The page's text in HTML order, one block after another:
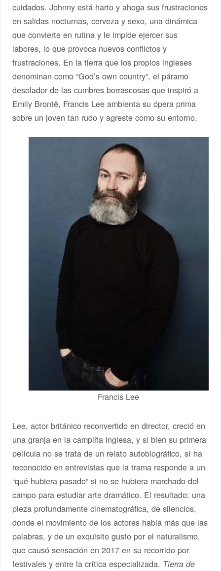
cuidados. Johnny está harto y ahoga sus frustraciones
en salidas nocturnas, cerveza y sexo, una dinámica
que convierte en rutina y le impide ejercer sus
labores, lo que provoca nuevos conflictos y
frustraciones. En la tierra que los propios ingleses
denominan como “God’s own country”, el páramo
desolador de las cumbres borrascosas que inspiró a
Emily Brontë, Francis Lee ambienta su ópera prima
sobre un joven tan rudo y agreste como su entorno.
Francis Lee
Lee, actor británico reconvertido en director, creció en
una granja en la campiña inglesa, y si bien su primera
película no se trata de un relato autobiográfico, sí ha
reconocido en entrevistas que la trama responde a un
“qué hubiera pasado” si no se hubiera marchado del
campo para estudiar arte dramático. El resultado: una
pieza profundamente cinematográfica, de silencios,
donde el movimiento de los actores habla más que las
palabras, y de un exquisito gusto por el naturalismo,
que causó sensación en 2017 en su recorrido por
festivales y entre la crítica especializada. Tierra de